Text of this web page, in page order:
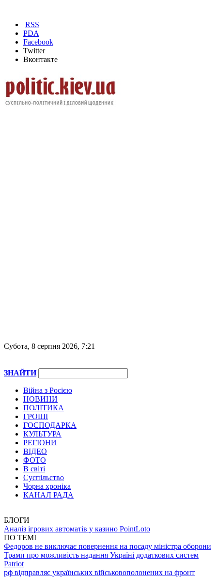
RSS
PDA
Facebook
Twitter
Вконтакте
Субота, 8 серпня 2026, 7:21
ЗНАЙТИ
Війна з Росією
НОВИНИ
ПОЛІТИКА
ГРОШІ
ГОСПОДАРКА
КУЛЬТУРА
РЕГІОНИ
ВІДЕО
ФОТО
В світі
Суспільство
Чорна хроніка
КАНАЛ РАДА
БЛОГИ
Аналіз ігрових автоматів у казино PointLoto
ПО ТЕМІ
Федоров не виключає повернення на посаду міністра оборони
Трамп про можливість надання Україні додаткових систем
Patriot
рф відправляє українських військовополонених на фронт